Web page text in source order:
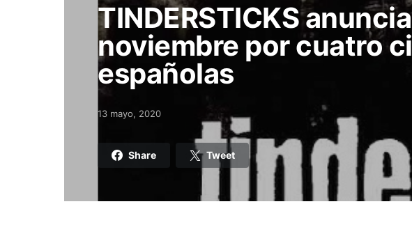
TINDERSTICKS
noviembre por cuatro
españolas
Posted on
13 mayo, 2020
Share Tweet